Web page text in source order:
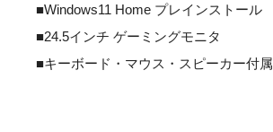
■Windows11 Home プレインストール
■24.5インチ ゲーミングモニタ
■キーボード・マウス・スピーカー付属